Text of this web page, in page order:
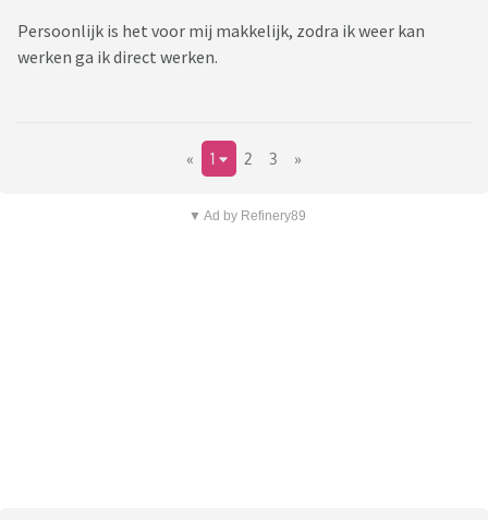
Persoonlijk is het voor mij makkelijk, zodra ik weer kan
werken ga ik direct werken.
« 1 2 3 »
▼ Ad by Refinery89